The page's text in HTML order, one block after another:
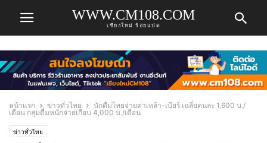
WWW.CM108.COM
เชียงใหม่ ร้อยแปด
หน้าแรก ข่าวทั่วไทย
นักดื่มไทยจ่ายค่าเหล้า-เบียร์ เฉลี่ยคนละ 1,600 บ./
เดือน กลุ่มดื่มหนักจ่ายเกือบ 4,000 บ./เดือน
ข่าวทั่วไทย